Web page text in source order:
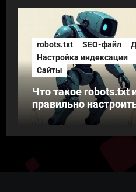
robots.txt SEO-файл
Настройка индексации
Сайты
Что такое robots.txt
правильно